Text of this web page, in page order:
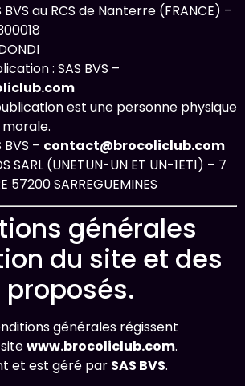
au RCS de Nanterre (FRANCE) –
: SAS BVS –
est une personne physique
– contact@brocoliclub.com
SARL (UNETUN-UN ET UN-1ET1) – 7
57200 SARREGUEMINES
générales
du site et des
générales régissent
www.brocoliclub.com.
et est géré par SAS BVS.